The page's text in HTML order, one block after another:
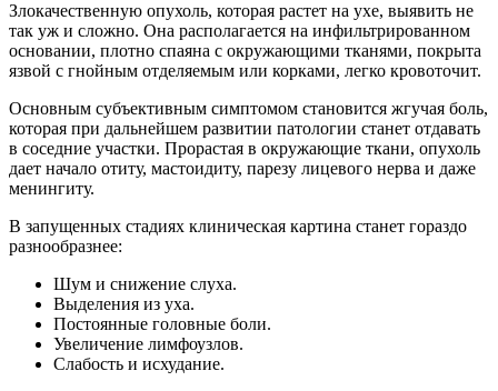
Злокачественную опухоль, которая растет на ухе, выявить не
так уж и сложно. Она располагается на инфильтрированном
основании, плотно спаяна с окружающими тканями, покрыта
язвой с гнойным отделяемым или корками, легко кровоточит.
Основным субъективным симптомом становится жгучая боль,
которая при дальнейшем развитии патологии станет отдавать
в соседние участки. Прорастая в окружающие ткани, опухоль
дает начало отиту, мастоидиту, парезу лицевого нерва и даже
менингиту.
В запущенных стадиях клиническая картина станет гораздо
разнообразнее:
Шум и снижение слуха.
Выделения из уха.
Постоянные головные боли.
Увеличение лимфоузлов.
Слабость и исхудание.